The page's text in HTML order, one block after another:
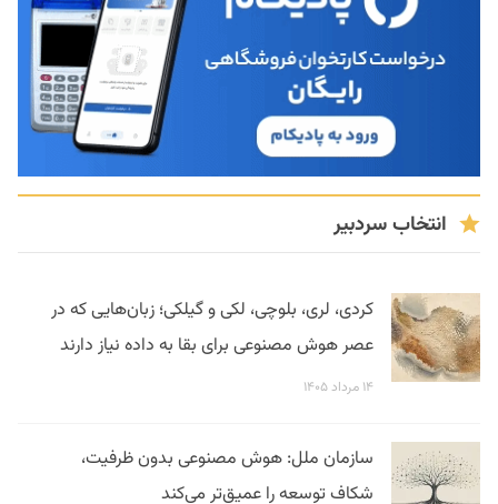
انتخاب سردبیر
کردی، لری، بلوچی، لکی و گیلکی؛ زبان‌هایی که در
عصر هوش مصنوعی برای بقا به داده نیاز دارند
۱۴ مرداد ۱۴۰۵
سازمان ملل: هوش مصنوعی بدون ظرفیت،
شکاف توسعه را عمیق‌تر می‌کند